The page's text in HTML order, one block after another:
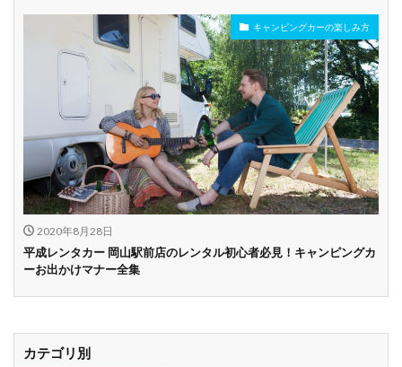
キャンピングカーの楽しみ方
2020年8月28日
平成レンタカー 岡山駅前店のレンタル初心者必見！キャンピングカ
ーお出かけマナー全集
カテゴリ別